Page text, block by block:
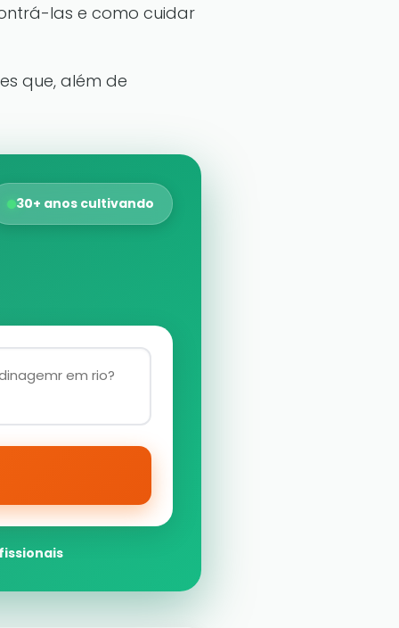
las e como cuidar
que, além de
30+ anos cultivando